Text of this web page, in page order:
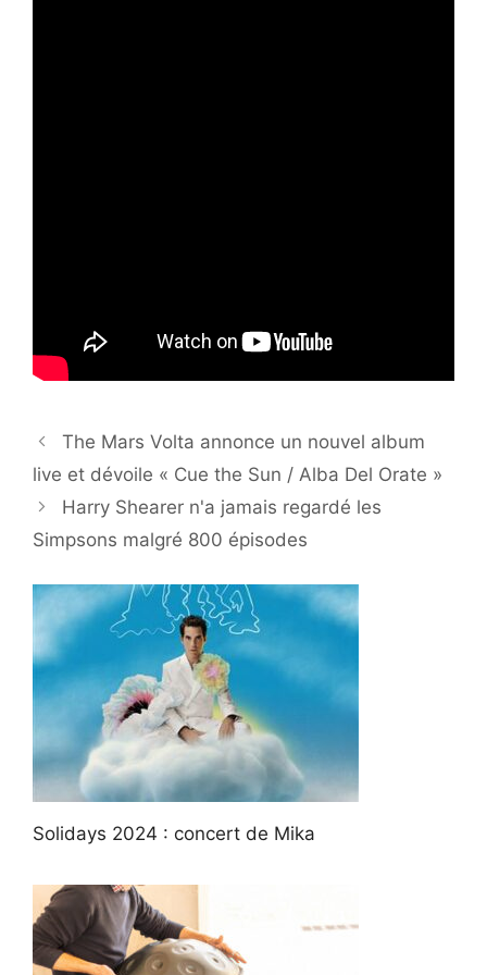
The Mars Volta annonce un nouvel album
live et dévoile « Cue the Sun / Alba Del Orate »
Harry Shearer n'a jamais regardé les
Simpsons malgré 800 épisodes
Solidays 2024 : concert de Mika